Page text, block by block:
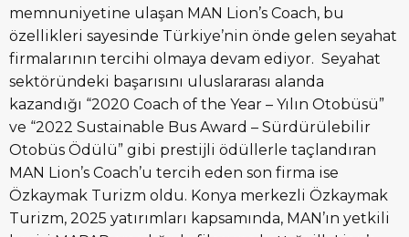
memnuniyetine ulaşan MAN Lion’s Coach, bu
özellikleri sayesinde Türkiye’nin önde gelen seyahat
firmalarının tercihi olmaya devam ediyor. Seyahat
sektöründeki başarısını uluslararası alanda
kazandığı “2020 Coach of the Year – Yılın Otobüsü”
ve “2022 Sustainable Bus Award – Sürdürülebilir
Otobüs Ödülü” gibi prestijli ödüllerle taçlandıran
MAN Lion’s Coach’u tercih eden son firma ise
Özkaymak Turizm oldu. Konya merkezli Özkaymak
Turizm, 2025 yatırımları kapsamında, MAN’ın yetkili